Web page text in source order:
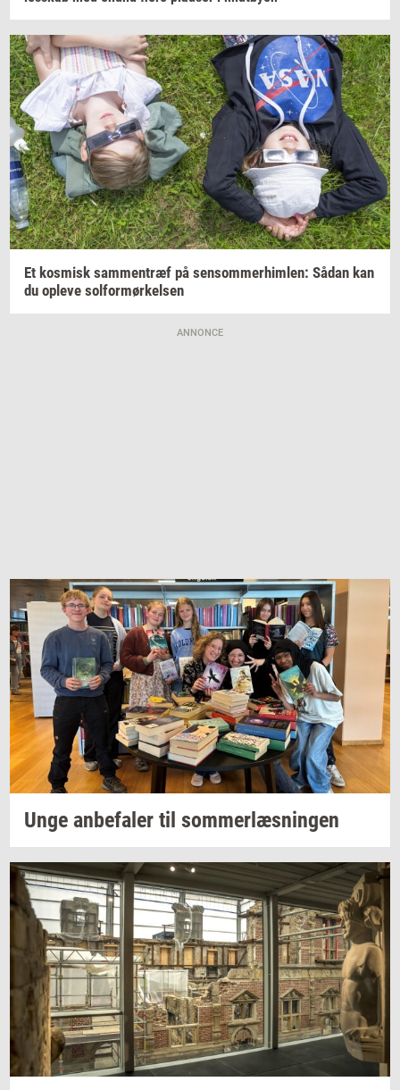
Et kos­misk sam­men­træf på sen­som­mer­him­len: Sådan kan
du op­le­ve sol­for­mør­kel­sen
ANNONCE
Unge an­be­fa­ler til som­mer­læs­nin­gen